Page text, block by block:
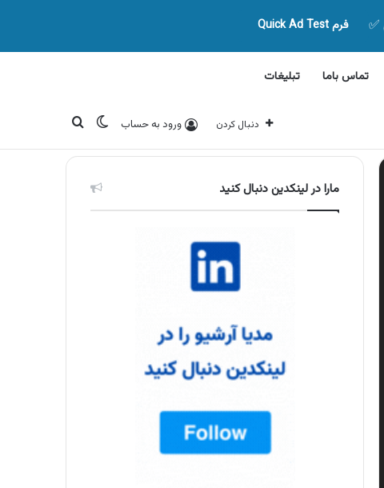
فرم Quick Ad Test
تماس باما تبلیغات
دنبال کردن ورود به حساب تغییر پوسته
جستجو برای
مارا در لینکدین دنبال کنید